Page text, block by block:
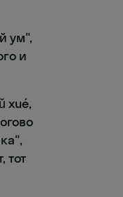
ум",
и
xué,
тот